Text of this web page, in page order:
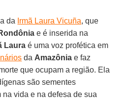
da Irmã Laura Vicuña, que
e é inserida na
Laura é uma voz profética em
da Amazônia e faz
que ocupam a região. Ela
são sementes
vida e na defesa de sua